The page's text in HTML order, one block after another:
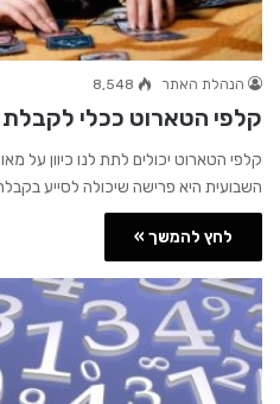
הנהלת האתר 8,548
קלפי הטארוט ככלי
קלפי הטארוט יכולים לתת לנו כיוון על
השבועית היא פרישה שיכולה לסייע
לחץ להמשך »